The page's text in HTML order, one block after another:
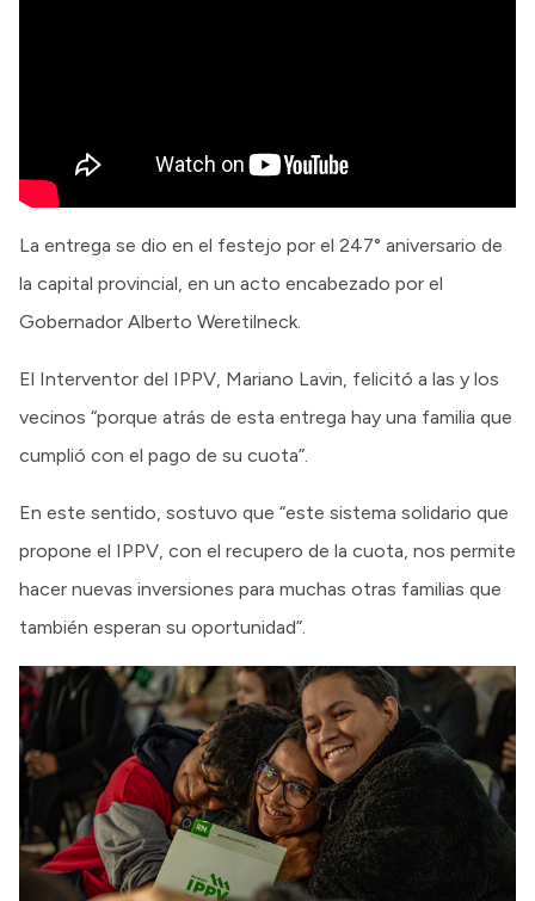
La entrega se dio en el festejo por el 247° aniversario de
la capital provincial, en un acto encabezado por el
Gobernador Alberto Weretilneck.
El Interventor del IPPV, Mariano Lavin, felicitó a las y los
vecinos “porque atrás de esta entrega hay una familia que
cumplió con el pago de su cuota”.
En este sentido, sostuvo que “este sistema solidario que
propone el IPPV, con el recupero de la cuota, nos permite
hacer nuevas inversiones para muchas otras familias que
también esperan su oportunidad”.